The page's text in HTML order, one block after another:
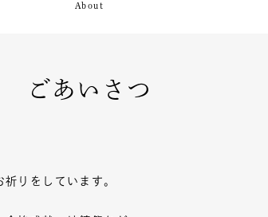
ごあいさつ
りをしています。